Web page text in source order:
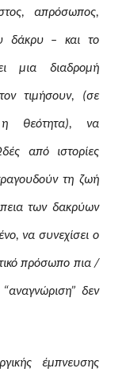
απρόσωπος,
δάκρυ – και το
μια διαδρομή
τιμήσουν, (σε
η θεότητα), να
από ιστορίες
τη ζωή
των δακρύων
να συνεχίσει ο
πρόσωπο πια /
δεν
έμπνευσης